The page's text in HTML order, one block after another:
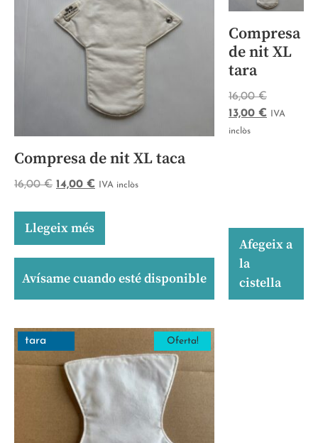
Compresa de nit XL taca
16,00€ 14,00 € IVA inclòs
Llegeix més
Avísame cuando esté disponible
Compresa
de nit XL
tara
16,00€
13,00 €
IVA
inclòs
Afegeix a
la
cistella
Oferta!
tara